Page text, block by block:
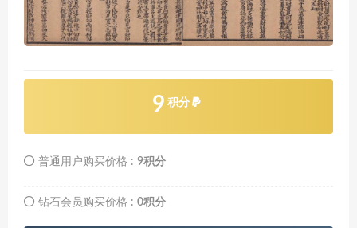
9 积分
普通用户购买价格 : 9积分
钻石会员购买价格 : 0积分